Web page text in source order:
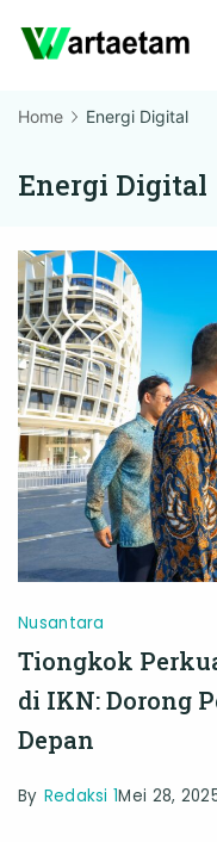
Home Energi Digital
Energi Digital
Nusantara
Tiongkok
di IKN: Dorong
Depan
By Redaksi 1Mei 28,